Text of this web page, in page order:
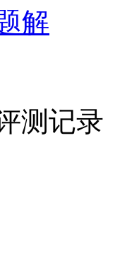
解
测记录